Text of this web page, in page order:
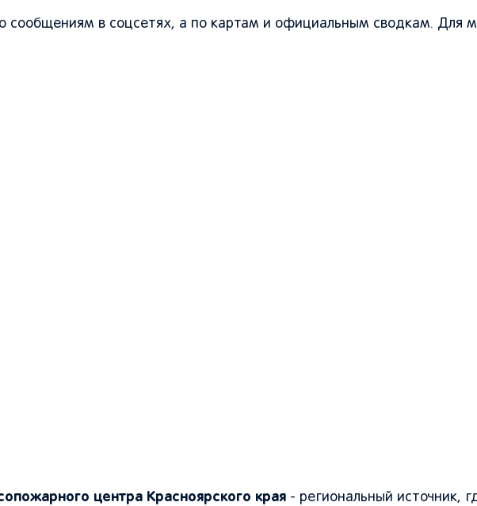
сообщениям в соцсетях, а по картам и официальным сводкам. Для
центра Красноярского края - региональный источник,